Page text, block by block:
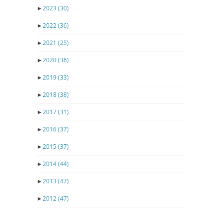
►2023 (30)
►2022(36)
►2021 (25)
►2020(36)
►2019(33)
►2018(38)
►2017(31)
►2016(37)
►2015(37)
►2014(44)
►2013 (47)
►2012(47)